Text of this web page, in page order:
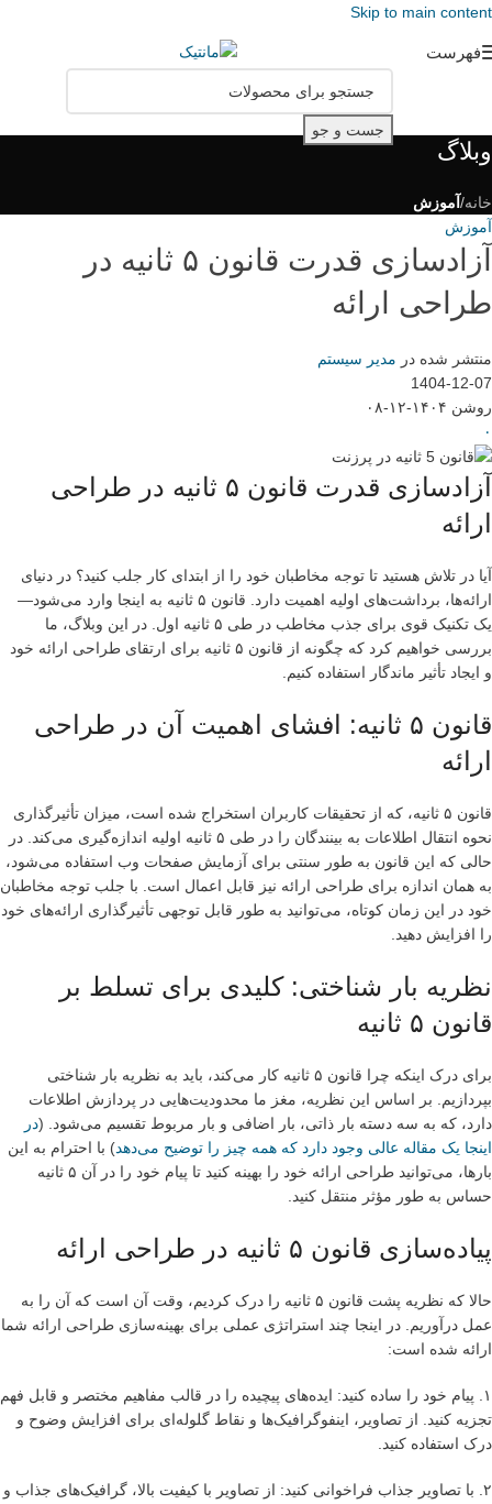
Skip to main content
فهرست
جست و جو
وبلاگ
خانه/ آموزش
آموزش
آزادسازی قدرت قانون ۵ ثانیه در
طراحی ارائه
منتشر شده در مدیر سیستم
1404-12-07
روشن ۱۴۰۴-۱۲-۰۸
۰
آزادسازی قدرت قانون ۵ ثانیه در طراحی
ارائه
آیا در تلاش هستید تا توجه مخاطبان خود را از ابتدای کار جلب کنید؟ در دنیای
ارائه‌ها، برداشت‌های اولیه اهمیت دارد. قانون ۵ ثانیه به اینجا وارد می‌شود—
یک تکنیک قوی برای جذب مخاطب در طی ۵ ثانیه اول. در این وبلاگ، ما
بررسی خواهیم کرد که چگونه از قانون ۵ ثانیه برای ارتقای طراحی ارائه خود
و ایجاد تأثیر ماندگار استفاده کنیم.
قانون ۵ ثانیه: افشای اهمیت آن در طراحی
ارائه
قانون ۵ ثانیه، که از تحقیقات کاربران استخراج شده است، میزان تأثیرگذاری
نحوه انتقال اطلاعات به بینندگان را در طی ۵ ثانیه اولیه اندازه‌گیری می‌کند. در
حالی که این قانون به طور سنتی برای آزمایش صفحات وب استفاده می‌شود،
به همان اندازه برای طراحی ارائه نیز قابل اعمال است. با جلب توجه مخاطبان
خود در این زمان کوتاه، می‌توانید به طور قابل توجهی تأثیرگذاری ارائه‌های خود
را افزایش دهید.
نظریه بار شناختی: کلیدی برای تسلط بر
قانون ۵ ثانیه
برای درک اینکه چرا قانون ۵ ثانیه کار می‌کند، باید به نظریه بار شناختی
بپردازیم. بر اساس این نظریه، مغز ما محدودیت‌هایی در پردازش اطلاعات
دارد، که به سه دسته بار ذاتی، بار اضافی و بار مربوط تقسیم می‌شود. (در
اینجا یک مقاله عالی وجود دارد که همه چیز را توضیح می‌دهد) با احترام به این
بارها، می‌توانید طراحی ارائه خود را بهینه کنید تا پیام خود را در آن ۵ ثانیه
حساس به طور مؤثر منتقل کنید.
پیاده‌سازی قانون ۵ ثانیه در طراحی ارائه
حالا که نظریه پشت قانون ۵ ثانیه را درک کردیم، وقت آن است که آن را به
عمل درآوریم. در اینجا چند استراتژی عملی برای بهینه‌سازی طراحی ارائه شما
ارائه شده است:
۱. پیام خود را ساده کنید: ایده‌های پیچیده را در قالب مفاهیم مختصر و قابل فهم
تجزیه کنید. از تصاویر، اینفوگرافیک‌ها و نقاط گلوله‌ای برای افزایش وضوح و
درک استفاده کنید.
۲. با تصاویر جذاب فراخوانی کنید: از تصاویر با کیفیت بالا، گرافیک‌های جذاب و